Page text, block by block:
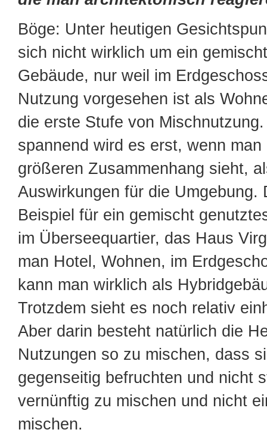
Böge: Unter heutigen
sich nicht wirklich um ein
Gebäude, nur weil im
Nutzung vorgesehen ist als
die erste Stufe von
spannend wird es erst, wenn man
größeren Zusammenhang sieht,
Auswirkungen für die Umgebung.
Beispiel für ein gemischt
im Überseequartier, das Haus
man Hotel, Wohnen, im
kann man wirklich als
Trotzdem sieht es noch relativ
Aber darin besteht natürlich die
Nutzungen so zu mischen, dass
gegenseitig befruchten und nicht
vernünftig zu mischen und nicht
mischen.